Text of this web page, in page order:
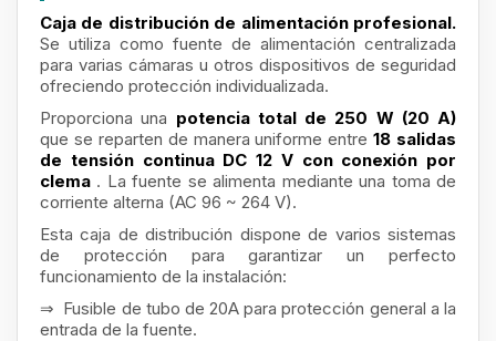
Caja de distribución de alimentación profesional.
Se utiliza como fuente de alimentación centralizada
para varias cámaras u otros dispositivos de seguridad
ofreciendo protección individualizada.
Proporciona una potencia total de 250 W (20 A)
que se reparten de manera uniforme entre18 salidas
de tensión continua DC 12 V con conexión por
clema . La fuente se alimenta mediante una toma de
corriente alterna (AC 96 ~ 264 V).
Esta caja de distribución dispone de varios sistemas
de protección para garantizar un perfecto
funcionamiento de la instalación:
⇒ Fusible de tubo de 20A para protección general a la
entrada de la fuente.